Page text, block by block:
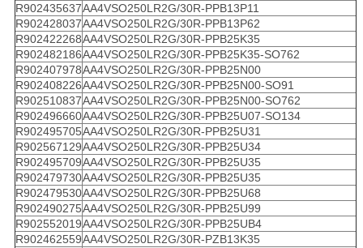
R902435637AA4VSO250LR2G/30R-PPB13P11
R902428037AA4VSO250LR2G/30R-PPB13P62
R902422268AA4VSO250LR2G/30R-PPB25K35
R902482186AA4VSO250LR2G/30R-PPB25K35-SO762
R902407978AA4VSO250LR2G/30R-PPB25N00
R902408226AA4VSO250LR2G/30R-PPB25N00-SO91
R902510837AA4VSO250LR2G/30R-PPB25N00-SO762
R902496660AA4VSO250LR2G/30R-PPB25U07-SO134
R902495705AA4VSO250LR2G/30R-PPB25U31
R902567129AA4VSO250LR2G/30R-PPB25U34
R902495709AA4VSO250LR2G/30R-PPB25U35
R902479730AA4VSO250LR2G/30R-PPB25U35
R902479530AA4VSO250LR2G/30R-PPB25U68
R902490275AA4VSO250LR2G/30R-PPB25U99
R902552019AA4VSO250LR2G/30R-PPB25UB4
R902462559AA4VSO250LR2G/30R-PZB13K35